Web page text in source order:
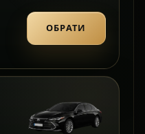
ОБРАТИ